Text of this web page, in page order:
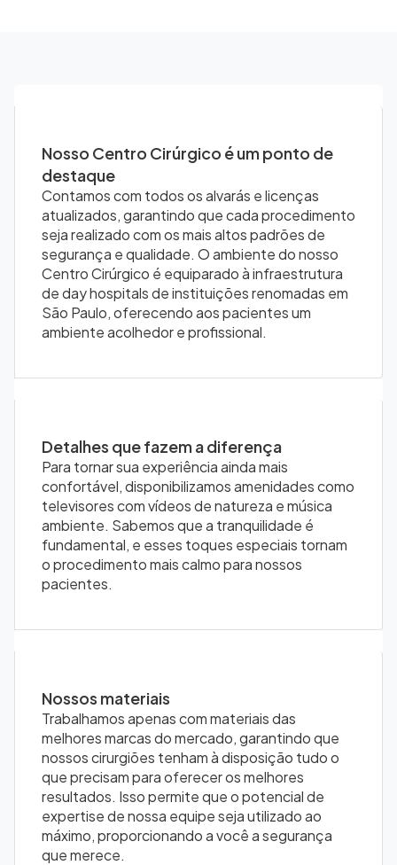
Nosso Centro Cirúrgico é um ponto de
destaque
Contamos com todos os alvarás e licenças
atualizados, garantindo que cada procedimento
seja realizado com os mais altos padrões de
segurança e qualidade. O ambiente do nosso
Centro Cirúrgico é equiparado à infraestrutura
de day hospitals de instituições renomadas em
São Paulo, oferecendo aos pacientes um
ambiente acolhedor e profissional.
Detalhes que fazem a diferença
Para tornar sua experiência ainda mais
confortável, disponibilizamos amenidades como
televisores com vídeos de natureza e música
ambiente. Sabemos que a tranquilidade é
fundamental, e esses toques especiais tornam
o procedimento mais calmo para nossos
pacientes.
Nossos materiais
Trabalhamos apenas com materiais das
melhores marcas do mercado, garantindo que
nossos cirurgiões tenham à disposição tudo o
que precisam para oferecer os melhores
resultados. Isso permite que o potencial de
expertise de nossa equipe seja utilizado ao
máximo, proporcionando a você a segurança
que merece.